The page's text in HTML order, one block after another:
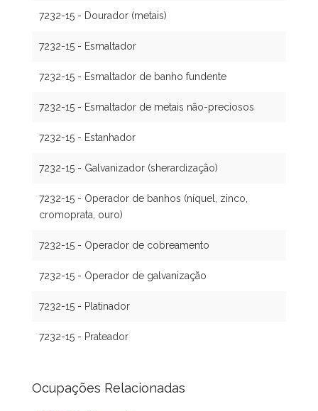
7232-15 - Dourador (metais)
7232-15 - Esmaltador
7232-15 - Esmaltador de banho fundente
7232-15 - Esmaltador de metais não-preciosos
7232-15 - Estanhador
7232-15 - Galvanizador (sherardização)
7232-15 - Operador de banhos (níquel, zinco,
cromoprata, ouro)
7232-15 - Operador de cobreamento
7232-15 - Operador de galvanização
7232-15 - Platinador
7232-15 - Prateador
Ocupações Relacionadas